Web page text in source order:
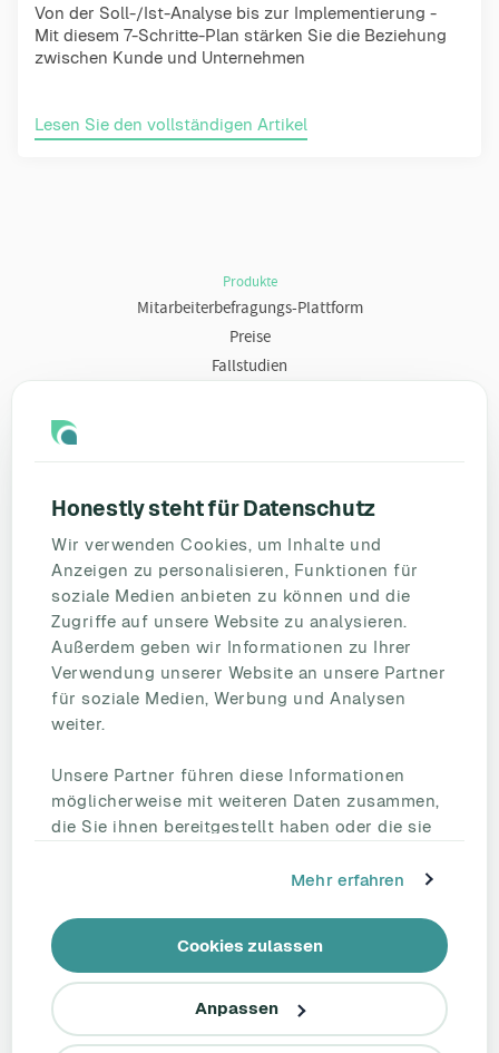
Honestly steht für Datenschutz
Wir verwenden Cookies, um Inhalte und
Anzeigen zu personalisieren, Funktionen für
soziale Medien anbieten zu können und die
Zugriffe auf unsere Website zu analysieren.
Außerdem geben wir Informationen zu Ihrer
Verwendung unserer Website an unsere Partner
für soziale Medien, Werbung und Analysen
weiter.
Unsere Partner führen diese Informationen
möglicherweise mit weiteren Daten zusammen,
die Sie ihnen bereitgestellt haben oder die sie
Mehr erfahren
Cookies zulassen
Anpassen
Von der Soll-/Ist-Analyse bis zur Implementierung -
Mit diesem 7-Schritte-Plan stärken Sie die Beziehung
zwischen Kunde und Unternehmen
Lesen Sie den vollständigen Artikel
Produkte
Mitarbeiterbefragungs-Plattform
Preise
Fallstudien
Umfragevorlagen
Mitarbeiterbefragung
Mitarbeiterzufriedenheit
eNPS
Employee Engagement
Status Page
Unternehmen
Über uns
Reden Sie mit uns
Kontakt
linkedin
AGB Impressum
Datenschutzerklärung